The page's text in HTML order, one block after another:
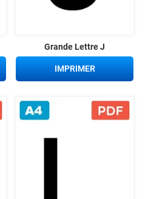
Grande Lettre J
IMPRIMER